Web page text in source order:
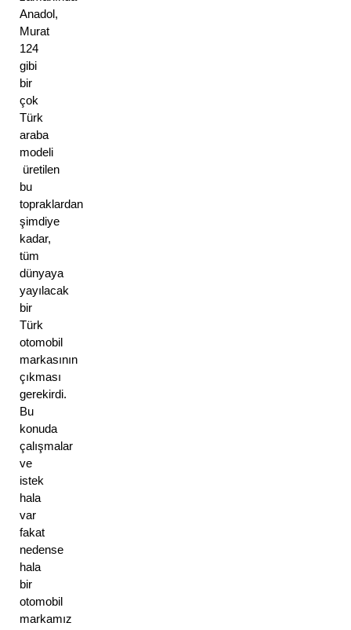
Anadol,
Murat
124
gibi
bir
çok
Türk
araba
modeli
üretilen
bu
topraklardan
şimdiye
kadar,
tüm
dünyaya
yayılacak
bir
Türk
otomobil
markasının
çıkması
gerekirdi.
Bu
konuda
çalışmalar
ve
istek
hala
var
fakat
nedense
hala
bir
otomobil
markamız